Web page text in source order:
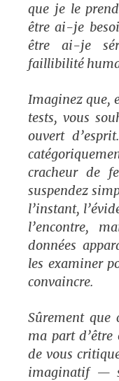
que je le
être ai-je
être ai-je
faillibilité
Imaginez que,
tests, vous
ouvert
cracheur de
suspendez
l’instant,
l’encontre,
données
les examiner
convaincre.
Sûrement que
ma part d’être
de vous
imaginatif —